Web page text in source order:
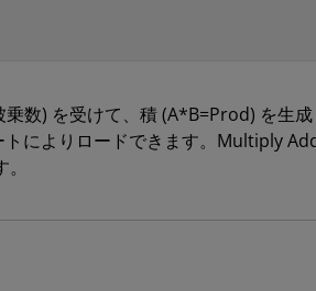
数) を受けて、積 (A*B=Prod) を生
によりロードできます。Multiply